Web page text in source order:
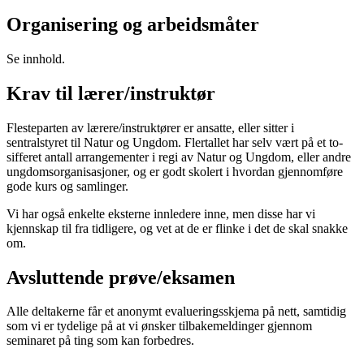
Organisering og arbeidsmåter
Se innhold.
Krav til lærer/instruktør
Flesteparten av lærere/instruktører er ansatte, eller sitter i
sentralstyret til Natur og Ungdom. Flertallet har selv vært på et to-
sifferet antall arrangementer i regi av Natur og Ungdom, eller andre
ungdomsorganisasjoner, og er godt skolert i hvordan gjennomføre
gode kurs og samlinger.
Vi har også enkelte eksterne innledere inne, men disse har vi
kjennskap til fra tidligere, og vet at de er flinke i det de skal snakke
om.
Avsluttende prøve/eksamen
Alle deltakerne får et anonymt evalueringsskjema på nett, samtidig
som vi er tydelige på at vi ønsker tilbakemeldinger gjennom
seminaret på ting som kan forbedres.